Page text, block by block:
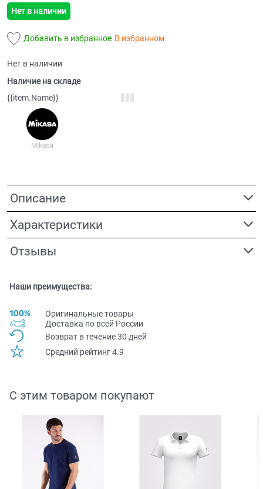
Нет в наличии
Добавить в избранное В избранном
Нет в наличии
Наличие на складе
{{item.Name}}
Описание
Характеристики
Отзывы
Наши преимущества:
Оригинальные товары
Доставка по всей Pоссии
Возврат в течение 30 дней
Средний рейтинг 4.9
С этим товаром покупают